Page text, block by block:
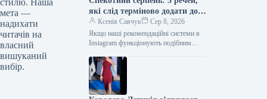
стилю. Наша
мета —
надихати
читачів на
власний
вишуканий
вибір.
які слід терміново додати до
свого образу, якщо ви ще
цього не зробили
Ксенія Савчук
Сер 8, 2026
Якщо наші рекомендаційні системи в
Instagram функціонують подібним
помітили тренд Reels, де модниці
демонструють речі,…